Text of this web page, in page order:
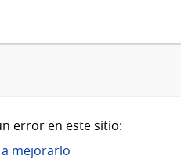
error en este sitio:
mejorarlo